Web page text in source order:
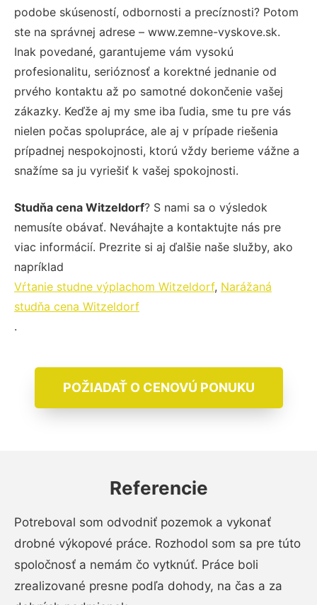
podobe skúseností, odbornosti a precíznosti? Potom
ste na správnej adrese – www.zemne-vyskove.sk.
Inak povedané, garantujeme vám vysokú
profesionalitu, serióznosť a korektné jednanie od
prvého kontaktu až po samotné dokončenie vašej
zákazky. Keďže aj my sme iba ľudia, sme tu pre vás
nielen počas spolupráce, ale aj v prípade riešenia
prípadnej nespokojnosti, ktorú vždy berieme vážne a
snažíme sa ju vyriešiť k vašej spokojnosti.
Studňa cena Witzeldorf? S nami sa o výsledok
nemusíte obávať. Neváhajte a kontaktujte nás pre
viac informácií. Prezrite si aj ďalšie naše služby, ako
napríklad
Vŕtanie studne výplachom Witzeldorf, Narážaná
studňa cena Witzeldorf
.
POŽIADAŤ O CENOVÚ PONUKU
Referencie
Potreboval som odvodniť pozemok a vykonať
drobné výkopové práce. Rozhodol som sa pre túto
spoločnosť a nemám čo vytknúť. Práce boli
zrealizované presne podľa dohody, na čas a za